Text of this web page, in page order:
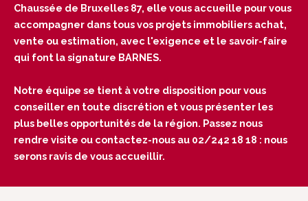
Chaussée de Bruxelles 87, elle vous accueille pour vous
accompagner dans tous vos projets immobiliers achat,
vente ou estimation, avec l'exigence et le savoir-faire
qui font la signature BARNES.
Notre équipe se tient à votre disposition pour vous
conseiller en toute discrétion et vous présenter les
plus belles opportunités de la région. Passez nous
rendre visite ou contactez-nous au 02/242 18 18 : nous
serons ravis de vous accueillir.